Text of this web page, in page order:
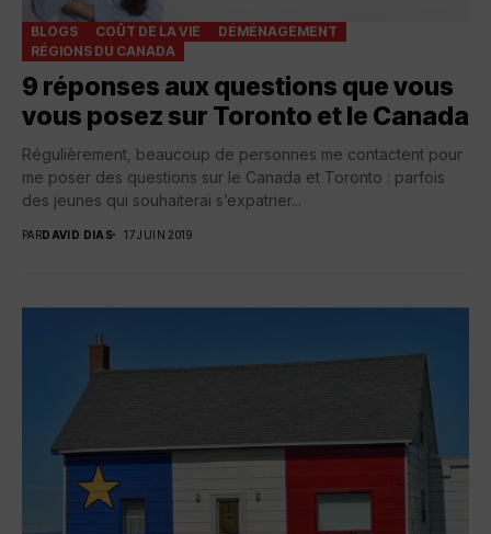
BLOGS COÛT DE LA VIE
DÉMÉNAGEMENT
RÉGIONS DU CANADA
9 réponses aux questions que vous
vous posez sur Toronto et le Canada
Régulièrement, beaucoup de personnes me contactent pour
me poser des questions sur le Canada et Toronto : parfois
des jeunes qui souhaiterai s’expatrier...
PARDAVID DIAS 17 JUIN 2019